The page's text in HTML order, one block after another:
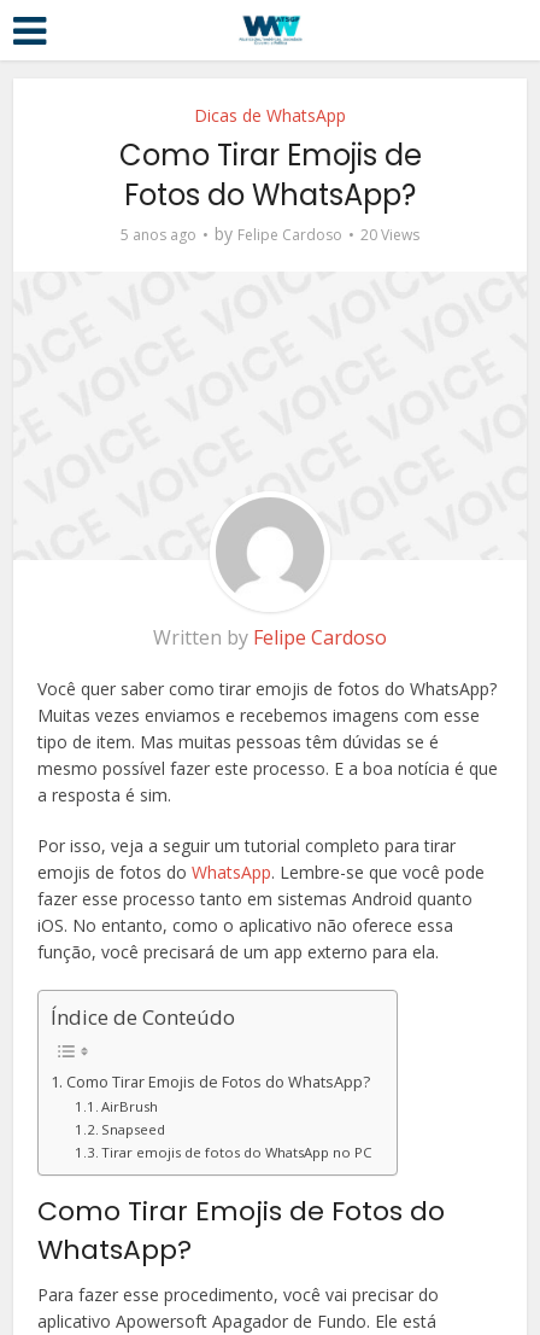
Dicas de WhatsApp
Como Tirar Emojis de
Fotos do WhatsApp?
5 anos ago by Felipe Cardoso 20 Views
Written by Felipe Cardoso
Você quer saber como tirar emojis de fotos do WhatsApp?
Muitas vezes enviamos e recebemos imagens com esse
tipo de item. Mas muitas pessoas têm dúvidas se é
mesmo possível fazer este processo. E a boa notícia é que
a resposta é sim.
Por isso, veja a seguir um tutorial completo para tirar
emojis de fotos doWhatsApp. Lembre-se que você pode
fazer esse processo tanto em sistemas Android quanto
iOS. No entanto, como o aplicativo não oferece essa
função, você precisará de um app externo para ela.
Índice de Conteúdo
Como Tirar Emojis de Fotos do WhatsApp?
AirBrush
Snapseed
Tirar emojis de fotos do WhatsApp no PC
Como Tirar Emojis de Fotos do
WhatsApp?
Para fazer esse procedimento, você vai precisar do
aplicativo Apowersoft Apagador de Fundo. Ele está